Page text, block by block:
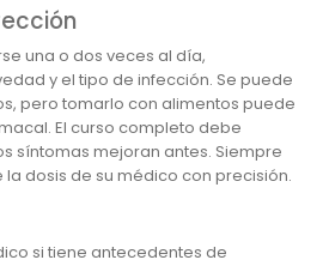
una o dos veces al día,
y el tipo de infección. Se puede
pero tomarlo con alimentos puede
El curso completo debe
síntomas mejoran antes. Siempre
la dosis de su médico con precisión.
si tiene antecedentes de